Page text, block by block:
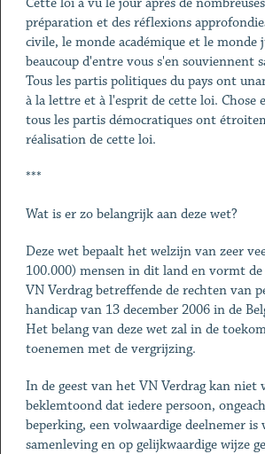
préparation et des réflexions
civile, le monde académique et le monde
beaucoup d'entre vous s'en souviennent
Tous les partis politiques du pays ont
à la lettre et à l'esprit de cette loi. Chose
tous les partis démocratiques ont
réalisation de cette loi.
***
Wat is er zo belangrijk aan deze wet?
Deze wet bepaalt het welzijn van zeer
100.000) mensen in dit land en vormt
VN Verdrag betreffende de rechten van
handicap van 13 december 2006 in de
Het belang van deze wet zal in de
toenemen met de vergrijzing.
In de geest van het VN Verdrag kan niet
beklemtoond dat iedere persoon,
beperking, een volwaardige deelnemer is
samenleving en op gelijkwaardige wijze